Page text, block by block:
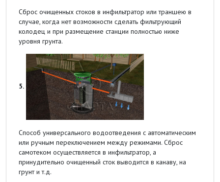
Сброс очищенных стоков в инфильтратор или траншею в
случае, когда нет возможности сделать фильтрующий
колодец и при размещение станции полностью ниже
уровня грунта.
5.
Способ универсального водоотведения с автоматическим
или ручным переключением между режимами. Сброс
самотеком осуществляется в инфильтратор, а
принудительно очищенный сток выводится в канаву, на
грунт и т.д.